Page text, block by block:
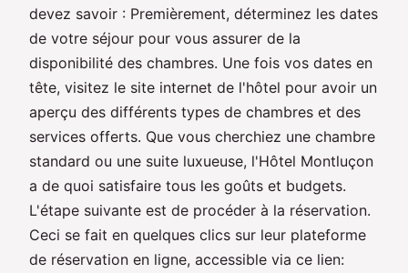
devez savoir : Premièrement, déterminez les dates
de votre séjour pour vous assurer de la
disponibilité des chambres. Une fois vos dates en
tête, visitez le site internet de l'hôtel pour avoir un
aperçu des différents types de chambres et des
services offerts. Que vous cherchiez une chambre
standard ou une suite luxueuse, l'Hôtel Montluçon
a de quoi satisfaire tous les goûts et budgets.
L'étape suivante est de procéder à la réservation.
Ceci se fait en quelques clics sur leur plateforme
de réservation en ligne, accessible via ce lien: